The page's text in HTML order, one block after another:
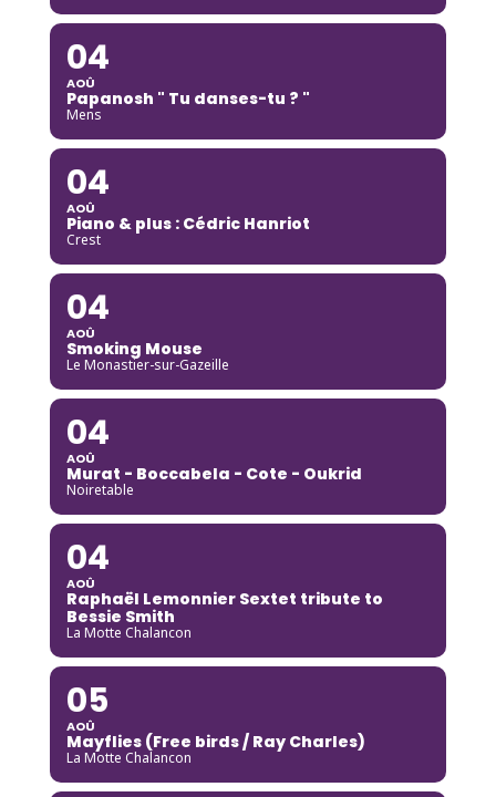
04
AOÛ
Papanosh " Tu danses-tu ? "
Mens
04
AOÛ
Piano & plus : Cédric Hanriot
Crest
04
AOÛ
Smoking Mouse
Le Monastier-sur-Gazeille
04
AOÛ
Murat - Boccabela - Cote - Oukrid
Noiretable
04
AOÛ
Raphaël Lemonnier Sextet tribute to
Bessie Smith
La Motte Chalancon
05
AOÛ
Mayflies (Free birds / Ray Charles)
La Motte Chalancon